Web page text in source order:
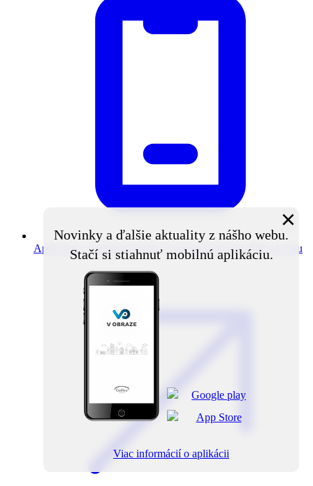
Aplikácia V obraze Novinky z obce priamo do vášho mobilu
Novinky a ďalšie aktuality z nášho webu.
Stačí si stiahnuť mobilnú aplikáciu.
×
Viac informácií o aplikácii